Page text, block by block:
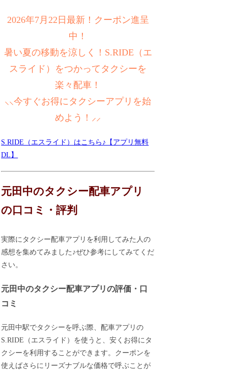
2026年7月22日最新！クーポン進呈
中！
暑い夏の移動を涼しく！S.RIDE（エ
スライド）をつかってタクシーを
楽々配車！
⸜⸜今すぐお得にタクシーアプリを始
めよう！⸝⸝
S.RIDE（エスライド）はこちら♪【アプリ無料
DL】
元田中のタクシー配車アプリ
の口コミ・評判
実際にタクシー配車アプリを利用してみた人の
感想を集めてみました♪ぜひ参考にしてみてくだ
さい。
元田中のタクシー配車アプリの評価・口
コミ
元田中駅でタクシーを呼ぶ際、配車アプリの
S.RIDE（エスライド）を使うと、安くお得にタ
クシーを利用することができます。クーポンを
使えばさらにリーズナブルな価格で呼ぶことが